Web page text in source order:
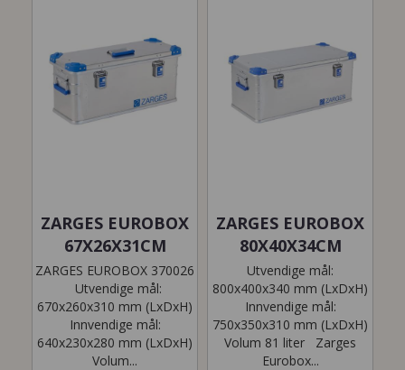
ZARGES EUROBOX
67X26X31CM
ZARGES EUROBOX 370026
Utvendige mål:
670x260x310 mm (LxDxH)
Innvendige mål:
640x230x280 mm (LxDxH)
Volum...
ZARGES EUROBOX
80X40X34CM
Utvendige mål:
800x400x340 mm (LxDxH)
Innvendige mål:
750x350x310 mm (LxDxH)
Volum 81 liter Zarges
Eurobox...